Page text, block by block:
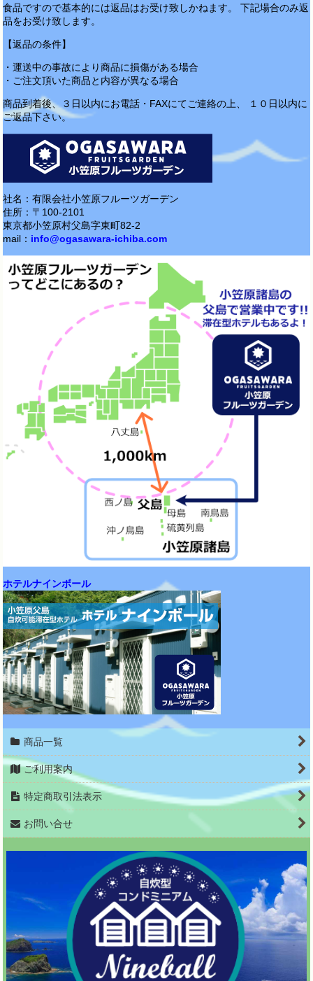
食品ですので基本的には返品はお受け致しかねます。 下記場合のみ返
品をお受け致します。
【返品の条件】
・運送中の事故により商品に損傷がある場合
・ご注文頂いた商品と内容が異なる場合
商品到着後、３日以内にお電話・FAXにてご連絡の上、 １０日以内に
ご返品下さい。
社名：有限会社小笠原フルーツガーデン
住所：〒100-2101
東京都小笠原村父島字東町82-2
mail： info@ogasawara-ichiba.com
ホテルナインボール
商品一覧
ご利用案内
特定商取引法表示
お問い合せ